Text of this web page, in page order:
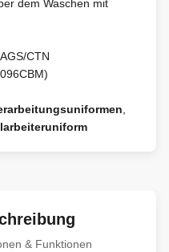
dem Waschen mit
CTN
& Funktionen